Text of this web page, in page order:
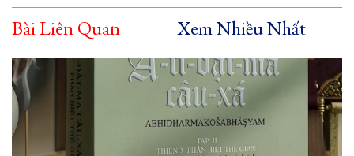
Bài Liên Quan Xem Nhiều Nhất